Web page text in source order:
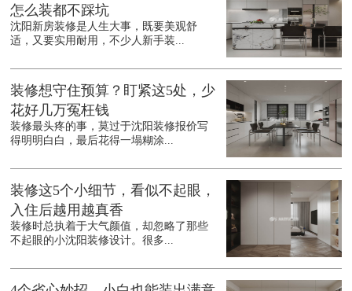
怎么装都不踩坑
沈阳新房装修是人生大事，既要美观舒
适，又要实用耐用，不少人新手装...
装修想守住预算？盯紧这5处，少
花好几万冤枉钱
装修最头疼的事，莫过于沈阳装修报价写
得明明白白，最后花得一塌糊涂...
装修这5个小细节，看似不起眼，
入住后越用越真香
装修时总执着于大气颜值，却忽略了那些
不起眼的小沈阳装修设计。很多...